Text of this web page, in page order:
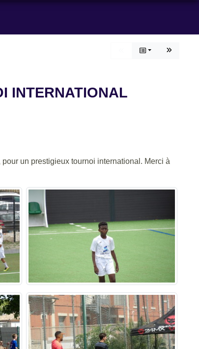
INTERNATIONAL
un prestigieux tournoi international. Merci à